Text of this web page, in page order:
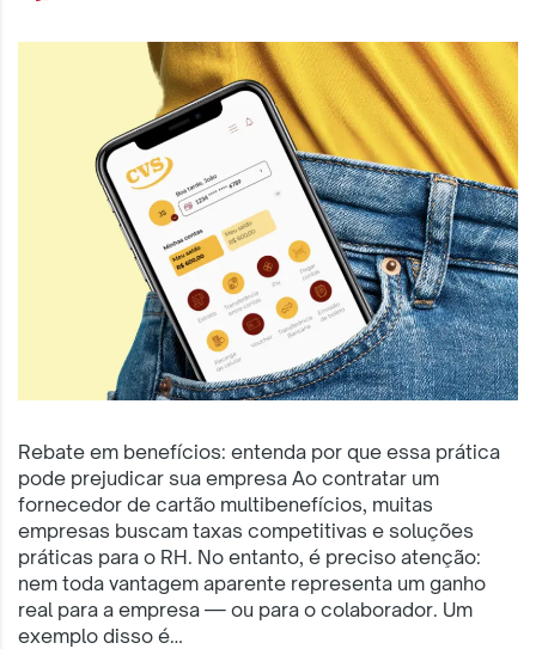
Rebate em benefícios: entenda por que essa prática
pode prejudicar sua empresa Ao contratar um
fornecedor de cartão multibenefícios, muitas
empresas buscam taxas competitivas e soluções
práticas para o RH. No entanto, é preciso atenção:
nem toda vantagem aparente representa um ganho
real para a empresa — ou para o colaborador. Um
exemplo disso é…